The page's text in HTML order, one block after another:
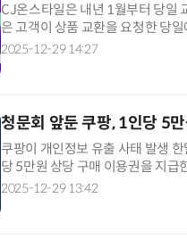
CJ온스타일은 내년 1월부터 당일
은 고객이 상품 교환을 요청한 당
다. CJ온스타일은 유통업계가 반
2025-12-29 14:27
청문회 앞둔 쿠팡, 1인당 5
쿠팡이 개인정보 유출 사태 발생
당 5만원 상당 구매 이용권을 지
은 김범석 쿠팡Inc 의장 사과문에
2025-12-29 13:42